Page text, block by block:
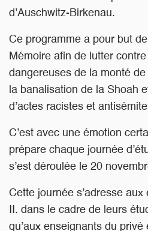
d’Auschwitz-Birkenau.
Ce programme a pour but
Mémoire afin de lutter
dangereuses de la monté
la banalisation de la Shoah
d’actes racistes et
C’est avec une émotion
prépare chaque journée
s’est déroulée le 20
Cette journée s’adresse aux
. dans le cadre de leurs
qu’aux enseignants du